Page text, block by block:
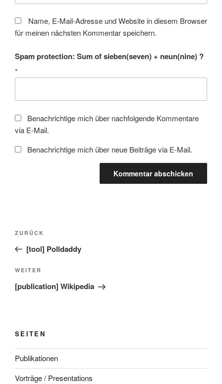
Name, E-Mail-Adresse und Website in diesem Browser
für meinen nächsten Kommentar speichern.
Spam protection: Sum of sieben(seven) + neun(nine) ?
*
Benachrichtige mich über nachfolgende Kommentare
via E-Mail.
Benachrichtige mich über neue Beiträge via E-Mail.
Beitragsnavigation
Vorheriger
Beitrag
ZURÜCK
[tool] Polldaddy
Nächster
Beitrag
WEITER
[publication] Wikipedia
SEITEN
Publikationen
Vorträge / Presentations